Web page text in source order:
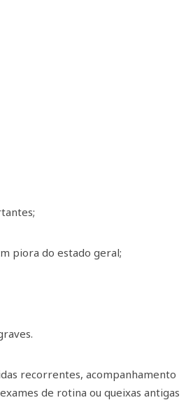
piora do estado geral;
recorrentes, acompanhamento
de rotina ou queixas antigas